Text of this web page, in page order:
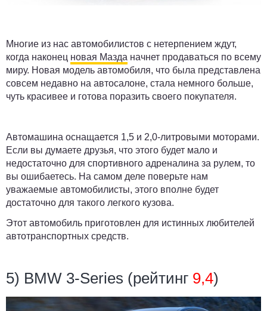
Многие из нас автомобилистов с нетерпением ждут,
когда наконец новая Мазда начнет продаваться по всему
миру. Новая модель автомобиля, что была представлена
совсем недавно на автосалоне, стала немного больше,
чуть красивее и готова поразить своего покупателя.
Автомашина оснащается 1,5 и 2,0-литровыми моторами.
Если вы думаете друзья, что этого будет мало и
недостаточно для спортивного адреналина за рулем, то
вы ошибаетесь. На самом деле поверьте нам
уважаемые автомобилисты, этого вполне будет
достаточно для такого легкого кузова.
Этот автомобиль приготовлен для истинных любителей
автотранспортных средств.
5) BMW 3-Series (рейтинг 9,4)